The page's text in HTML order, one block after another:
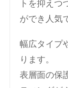
トを抑えつ
ができ人気
幅広タイプ
ります。
表層面の保